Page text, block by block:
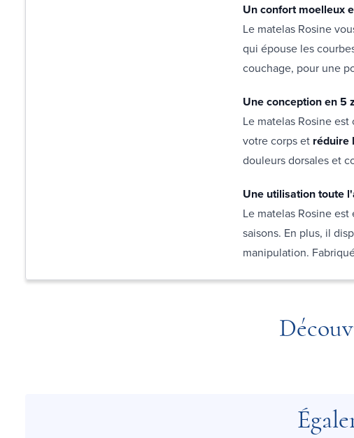
Un confort moelleux
Le matelas Rosine
qui épouse les
couchage, pour une
Une conception en 5
Le matelas Rosine est
votre corps et réduire
douleurs dorsales et
Une utilisation toute
Le matelas Rosine
saisons. En plus, il
manipulation.